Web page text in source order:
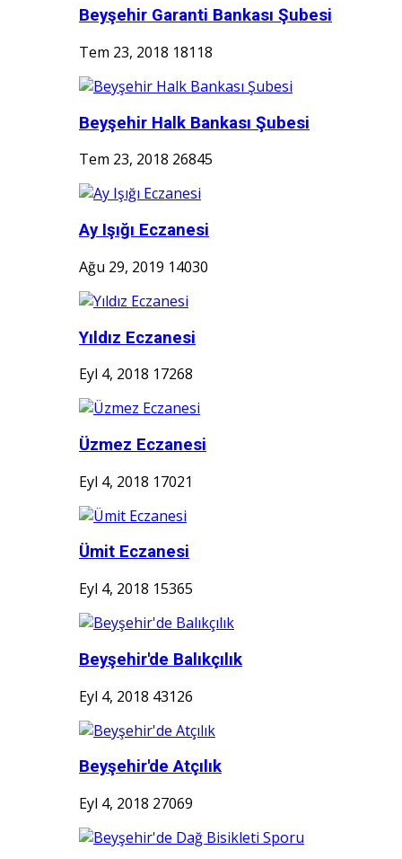
Beyşehir Garanti Bankası Şubesi
Tem 23, 2018 18118
Beyşehir Halk Bankası Şubesi
Tem 23, 2018 26845
Ay Işığı Eczanesi
Ağu 29, 2019 14030
Yıldız Eczanesi
Eyl 4, 2018 17268
Üzmez Eczanesi
Eyl 4, 2018 17021
Ümit Eczanesi
Eyl 4, 2018 15365
Beyşehir'de Balıkçılık
Eyl 4, 2018 43126
Beyşehir'de Atçılık
Eyl 4, 2018 27069